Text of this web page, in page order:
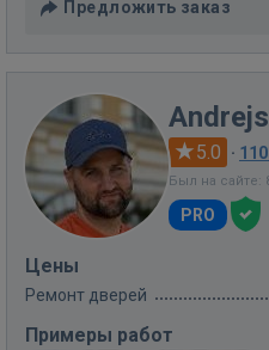
Предложить заказ
5.0 ·
Был на сайте:
PRO
Цены
Ремонт дверей
Примеры работ